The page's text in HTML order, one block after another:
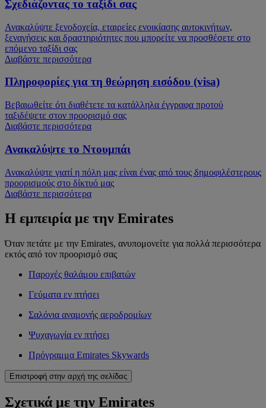
Σχεδιάζοντας το ταξίδι σας
Ανακαλύψτε ξενοδοχεία, εταιρείες ενοικίασης αυτοκινήτων,
ξεναγήσεις και δραστηριότητες που μπορείτε να προσθέσετε στο
επόμενο ταξίδι σας
Διαβάστε περισσότερα
Πληροφορίες για τη θεώρηση εισόδου (visa)
Βεβαιωθείτε ότι διαθέτετε τα κατάλληλα έγγραφα προτού
ταξιδέψετε στον προορισμό σας
Διαβάστε περισσότερα
Ανακαλύψτε το Ντουμπάι
Ανακαλύψτε γιατί η πόλη μας είναι ένας από τους δημοφιλέστερους
προορισμούς στο δίκτυό μας
Διαβάστε περισσότερα
Η εμπειρία με την Emirates
Όταν πετάτε με την Emirates, ανυπομονείτε για πολλά περισσότερα
εκτός από τον προορισμό σας
Παροχές θαλάμου επιβατών
Γεύματα εν πτήσει
Σαλόνια αναμονής αεροδρομίων
Ψυχαγωγία εν πτήσει
Πρόγραμμα Emirates Skywards
Επιστροφή στην αρχή της σελίδας
Σχετικά με την Emirates